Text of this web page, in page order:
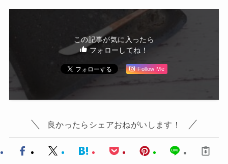
この記事が気に入ったら
フォローしてね！
Follow Me
良かったらシェアおねがいします！